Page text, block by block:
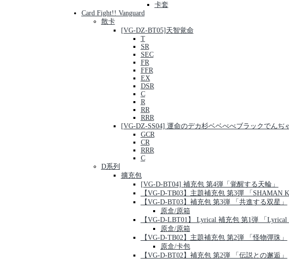
卡套
Card Fight!! Vanguard
散卡
[VG-DZ-BT05]天智覚命
T
SR
SEC
FR
FFR
EX
DSR
C
R
RR
RRR
[VG-DZ-SS04] 運命のデカ杉ベベべべブラックでんぢ
GCR
CR
RRR
C
D系列
擴充包
[VG-D-BT04] 補充包 第4弾「覚醒する天輪」
【VG-D-TB03】主題補充包 第3彈 「SHAMAN
【VG-D-BT03】補充包 第3弾 「共進する双星」
原盒/原箱
【VG-D-LBT01】 Lyrical 補充包 第1弾 「Lyrical
原盒/原箱
【VG-D-TB02】主題補充包 第2弾 「怪物彈珠」
原盒/卡包
【VG-D-BT02】補充包 第2弾 「伝説との邂逅」